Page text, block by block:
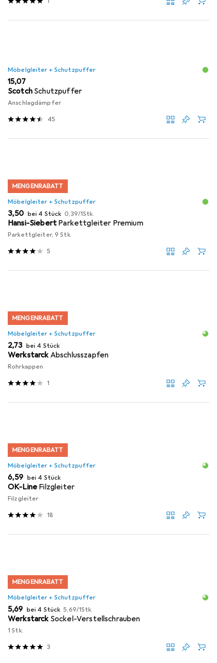
Möbelgleiter + Schutzpuffer
EUR
15,07
Scotch Schutzpuffer
Anschlagdämpfer
45
MENGENRABATT
Möbelgleiter + Schutzpuffer
EUR
3,50 bei 4 Stück EUR
0,39/1Stk.
Hansi-Siebert Parkettgleiter Premium
Parkettgleiter, 9 Stk.
5
MENGENRABATT
Möbelgleiter + Schutzpuffer
EUR
2,73 bei 4 Stück
WerkstarckAbschlusszapfen
Rohrkappen
1
MENGENRABATT
Möbelgleiter + Schutzpuffer
EUR
6,59 bei 4 Stück
OK-Line Filzgleiter
Filzgleiter
18
MENGENRABATT
Möbelgleiter + Schutzpuffer
EUR
5,69 bei 4 Stück EUR
5,69/1Stk.
Werkstarck Sockel-Verstellschrauben
1 Stk.
3